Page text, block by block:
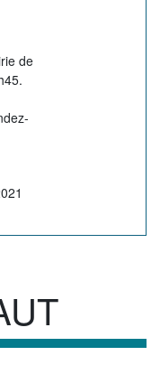
de